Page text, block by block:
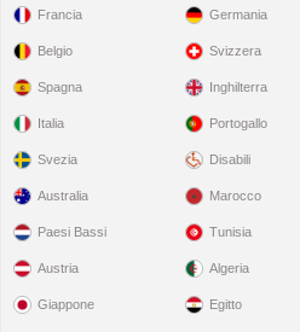
Francia
Belgio
Spagna
Italia
Svezia
Germania
Svizzera
Inghilterra
Portogallo
Disabili
Australia
Paesi Bassi
Austria
Giappone
Marocco
Tunisia
Algeria
Egitto